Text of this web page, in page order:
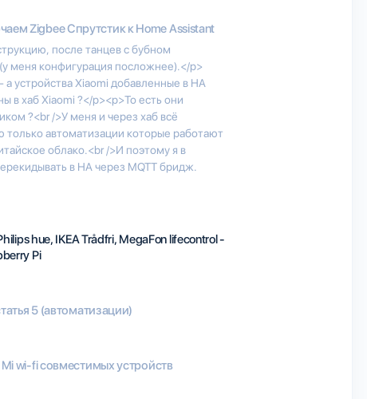
Zigbee Спрутстик к Home Assistant
после танцев с бубном
меня конфигурация посложнее).</p>
устройства Xiaomi добавленные в HA
в хаб Xiaomi ?</p><p>То есть они
?<br />У меня и через хаб всё
только автоматизации которые работают
облако.<br />И поэтому я в
в HA через MQTT бридж.
hue, IKEA Trådfri, MegaFon lifecontrol -
Pi
5 (автоматизации)
wi-fi совместимых устройств